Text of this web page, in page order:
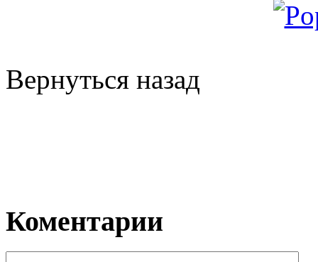
Вернуться назад
Коментарии